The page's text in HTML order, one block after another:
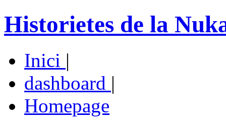
Historietes de la
Inici |
dashboard |
Homepage